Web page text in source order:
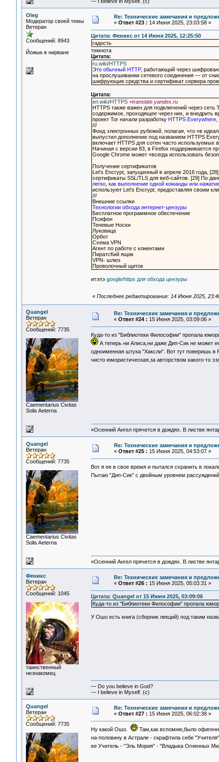
Oleg
Модератор своей темы
Ветеран
Сообщений: 8943
Йожык в нирване
Re: Технические замечания и
« Ответ #23 : 14 Июня 2025, 23:03:58 »
Цитата: Феникс от 14 Июня 2025, 12:25:50
гадость
темнота
Цитата:
ru.wiki/HTTPS
Это обычный HTTP, работающий через
на прослушивании сетевого соединения — от
шифрующие средства и сертификат сервера
Цитата:
en.wiki/HTTPS +translate.yandex.ru
HTTPS также важен для подключений через
содержимое, проходящее через них, и внедрить
проект Tor начали разработку HTTPS Everywhere,
///
Фонд электронных рубежей, полагая, что «в
выпустил дополнение под названием HTTPS
включает HTTPS для сотен часто используемых
Начиная с версии 83, в Firefox поддерживается
Google Chrome может «всегда использовать
Получение сертификатов
Let's Encrypt, запущенный в апреле 2016 года,
сертификаты SSL/TLS для веб-сайтов. [29] По
легко, как выполнение одной команды или
используют Let's Encrypt, предоставляя своим
///
Внешние ссылки
Технологии обхода интернет-цензуры
Бесплатное программное обеспечение
Псифон
Теневые Носки
Луковица
Орбот
Схема VPN
Агент по работе с клиентами
ПиратсКий ящик
VPN- шлюз
Проволочный щиток
итэпэ google/https для обхода цензуры
« Последнее редактирование: 14 Июня 2025,
Quangel
Ветеран
Сообщений: 7735
Сaementarius Civitas
Solis Aeterna
Re: Технические замечания и
« Ответ #24 : 15 Июня 2025, 03:09:06 »
Куда-то из "Библиотеки Философии" пропала
А теперь ни Алиса,ни даже Дип-Сик не может
одноименная штука "Хаксли". Вот тут поверишь в
чисто юмористическая,за авторством какого-то
«Осенний Ангел прячется в дождях. В листве
Quangel
Ветеран
Сообщений: 7735
Сaementarius Civitas
Solis Aeterna
Re: Технические замечания и
« Ответ #25 : 15 Июня 2025, 04:53:07 »
Вот я ее в свое время и пытался схранить в
Пытаю "Дип-Сик" с двойным уровнем
«Осенний Ангел прячется в дождях. В листве
Феникс
Ветеран
Сообщений: 1045
таинственный
незнакомец
Re: Технические замечания и
« Ответ #26 : 15 Июня 2025, 05:03:31 »
Цитата: Quangel от 15 Июня 2025, 03:09:06
Куда-то из "Библиотеки Философии" пропала
У Ошо есть книга (сборник лекций) под таким
— Do you believe in God?
— I believe in Myself. (c)
Quangel
Ветеран
Сообщений: 7735
Re: Технические замечания и
« Ответ #27 : 15 Июня 2025, 06:02:38 »
Ну какой Ошо.
Там,как вспомню,было
на-половину в Астрале - скрафтила себе
ее Учитель - "Эль Мория" - "Владыка Огненных